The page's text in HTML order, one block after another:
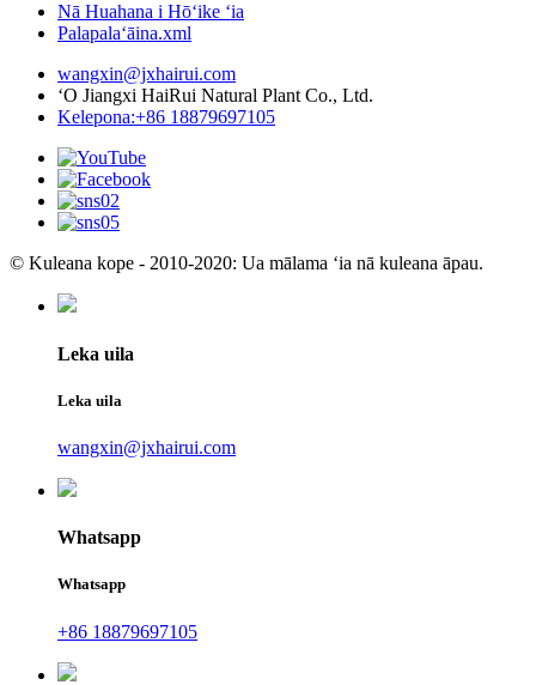
Nā Huahana i Hōʻike ʻia
Palapalaʻāina.xml
wangxin@jxhairui.com
ʻO Jiangxi HaiRui Natural Plant Co., Ltd.
Kelepona:+86 18879697105
© Kuleana kope - 2010-2020: Ua mālama ʻia nā kuleana āpau.
Leka uila
Leka uila
wangxin@jxhairui.com
Whatsapp
Whatsapp
+86 18879697105